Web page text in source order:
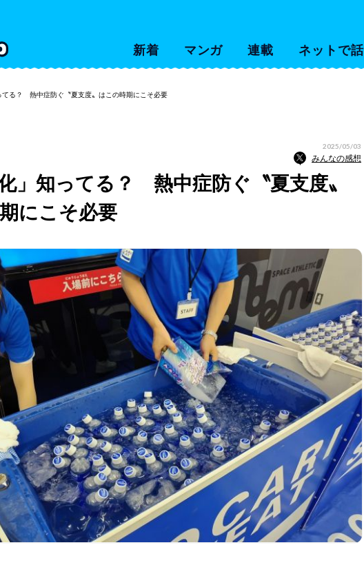
新着 マンガ 連載 ネットで
てる？ 熱中症防ぐ〝夏支度〟はこの時期にこそ必要
2025/05/03
みんなの感想
化」知ってる？ 熱中症防ぐ〝夏支度〟
にこそ必要